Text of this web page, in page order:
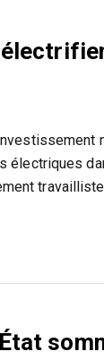
électriques